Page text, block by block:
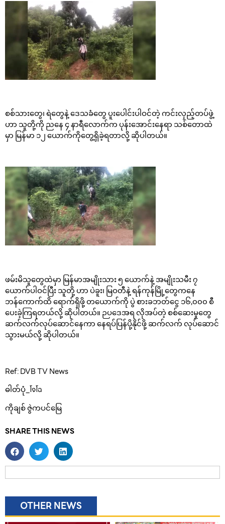
စစ်သားတွေ၊ ရဲတွေနဲ့ ဒေသခံတွေ ပူးပေါင်းပါဝင်တဲ့ ကင်းလှည့်တပ်ဖွဲ့
ဟာ သူတို့ကို ညနေ ၄ နာရီလောက်က ပုန်းအောင်းနေရာ သစ်တောထဲ
မှာ မြန်မာ ၁၂ ယောက်ကိုတွေ့ရှိခဲ့ရတာလို့ ဆိုပါတယ်။
ဖမ်းမိသူတွေထဲမှာ မြန်မာအမျိုးသား ၅ ယောက်နဲ့ အမျိုးသမီး ၇
ယောက်ပါဝင်ပြီး သူတို့ ဟာ ပဲခူး၊ မြဝတီနဲ့ ရန်ကုန်မြို့တွေကနေ
ဘန်ကောက်ထိ ရောက်ရှိဖို့ တယောက်ကို ပွဲ စားခဘတ်ငွေ ၁၆,၀၀၀ စီ
ပေးခဲ့ကြရတယ်လို့ ဆိုပါတယ်။ ဉပဒေအရ လိုအပ်တဲ့ စစ်ဆေးမှုတွေ
ဆက်လက်လုပ်ဆောင်နေကာ နေရပ်ပြန်ပို့နိုင်ဖို့ ဆက်လက် လုပ်ဆောင်
သွားမယ်လို့ ဆိုပါတယ်။
Ref: DVB TV News
ဓါတ်ပုံ_โจโฉ
ကိုချစ် ဇွဲကပင်မြေ
SHARE THIS NEWS
OTHER NEWS